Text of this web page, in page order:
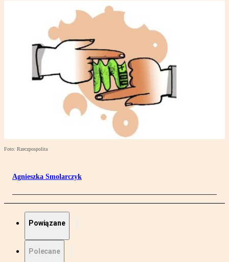
Foto: Rzeczpospolita
Agnieszka Smolarczyk
Powiązane
Polecane